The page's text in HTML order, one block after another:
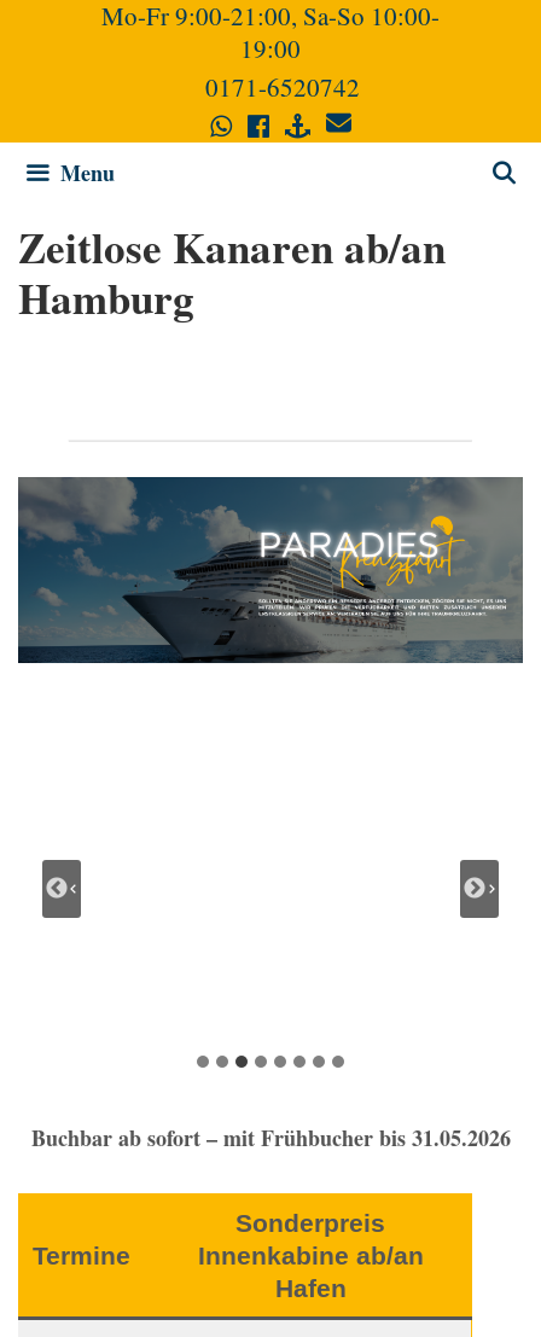
Mo-Fr 9:00-21:00, Sa-So 10:00-
19:00
0171-6520742
Menu
Zeitlose Kanaren ab/an
Hamburg
Buchbar ab sofort – mit Frühbucher bis 31.05.2026
Termine
Sonderpreis
Innenkabine ab/an
Hafen